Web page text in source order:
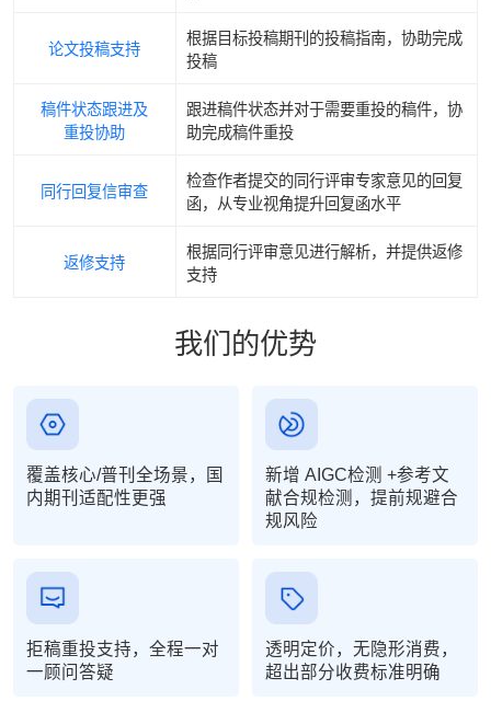
论文投稿支持
根据目标投稿期刊的投稿指南，协助完成
投稿
稿件状态跟进及
重投协助
跟进稿件状态并对于需要重投的稿件，协
助完成稿件重投
同行回复信审查
检查作者提交的同行评审专家意见的回复
函，从专业视角提升回复函水平
返修支持
根据同行评审意见进行解析，并提供返修
支持
我们的优势
覆盖核心/普刊全场景，国
内期刊适配性更强
新增 AIGC检测 +参考文
献合规检测，提前规避合
规风险
拒稿重投支持，全程一对
一顾问答疑
透明定价，无隐形消费，
超出部分收费标准明确